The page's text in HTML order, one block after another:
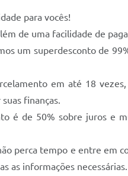
para vocês!
de uma facilidade de
um superdesconto de
em até 18
finanças.
é de 50% sobre juros e
perca tempo e entre em
as informações necessárias.